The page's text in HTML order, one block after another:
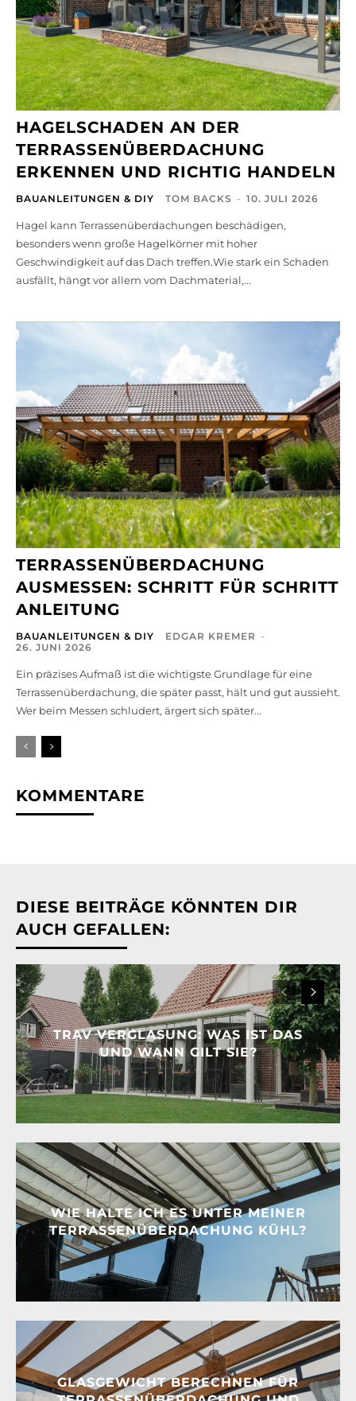
HAGELSCHADEN AN DER
TERRASSENÜBERDACHUNG
ERKENNEN UND RICHTIG HANDELN
BAUANLEITUNGEN & DIY TOM BACKS - 10. JULI 2026
Hagel kann Terrassenüberdachungen beschädigen,
besonders wenn große Hagelkörner mit hoher
Geschwindigkeit auf das Dach treffen.Wie stark ein Schaden
ausfällt, hängt vor allem vom Dachmaterial,...
TERRASSENÜBERDACHUNG
AUSMESSEN: SCHRITT FÜR SCHRITT
ANLEITUNG
BAUANLEITUNGEN & DIY EDGAR KREMER -
26. JUNI 2026
Ein präzises Aufmaß ist die wichtigste Grundlage für eine
Terrassenüberdachung, die später passt, hält und gut aussieht.
Wer beim Messen schludert, ärgert sich später...
KOMMENTARE
DIESE BEITRÄGE KÖNNTEN DIR
AUCH GEFALLEN:
TRAV VERGLASUNG: WAS IST DAS
UND WANN GILT SIE?
WIE HALTE ICH ES UNTER MEINER
TERRASSENÜBERDACHUNG KÜHL?
GLASGEWICHT BERECHNEN FÜR